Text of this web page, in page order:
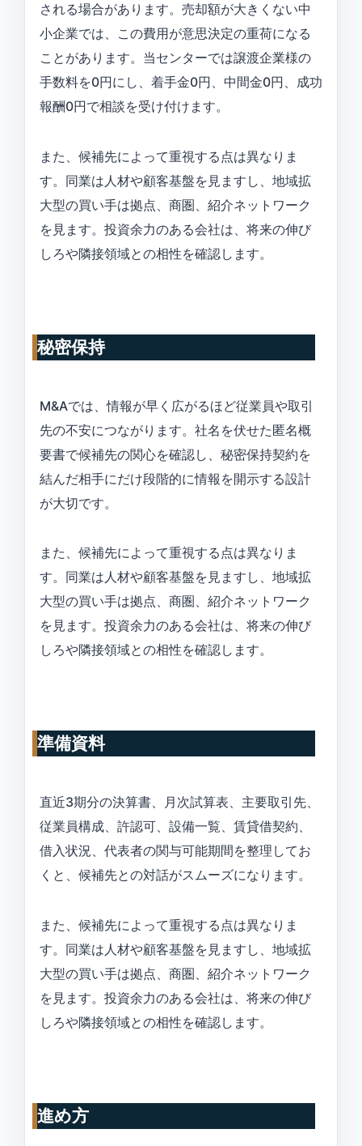
される場合があります。売却額が大きくない中
小企業では、この費用が意思決定の重荷になる
ことがあります。当センターでは譲渡企業様の
手数料を0円にし、着手金0円、中間金0円、成功
報酬0円で相談を受け付けます。
また、候補先によって重視する点は異なりま
す。同業は人材や顧客基盤を見ますし、地域拡
大型の買い手は拠点、商圏、紹介ネットワーク
を見ます。投資余力のある会社は、将来の伸び
しろや隣接領域との相性を確認します。
秘密保持
M&Aでは、情報が早く広がるほど従業員や取引
先の不安につながります。社名を伏せた匿名概
要書で候補先の関心を確認し、秘密保持契約を
結んだ相手にだけ段階的に情報を開示する設計
が大切です。
また、候補先によって重視する点は異なりま
す。同業は人材や顧客基盤を見ますし、地域拡
大型の買い手は拠点、商圏、紹介ネットワーク
を見ます。投資余力のある会社は、将来の伸び
しろや隣接領域との相性を確認します。
準備資料
直近3期分の決算書、月次試算表、主要取引先、
従業員構成、許認可、設備一覧、賃貸借契約、
借入状況、代表者の関与可能期間を整理してお
くと、候補先との対話がスムーズになります。
また、候補先によって重視する点は異なりま
す。同業は人材や顧客基盤を見ますし、地域拡
大型の買い手は拠点、商圏、紹介ネットワーク
を見ます。投資余力のある会社は、将来の伸び
しろや隣接領域との相性を確認します。
進め方